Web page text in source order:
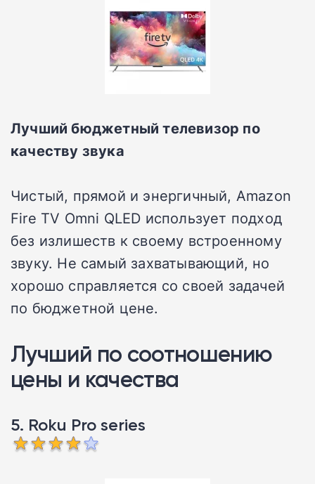
Лучший бюджетный телевизор по
качеству звука
Чистый, прямой и энергичный, Amazon
Fire TV Omni QLED использует подход
без излишеств к своему встроенному
звуку. Не самый захватывающий, но
хорошо справляется со своей задачей
по бюджетной цене.
Лучший по соотношению
цены и качества
5. Roku Pro series